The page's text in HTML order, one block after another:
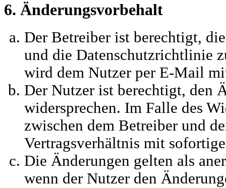
6. Änderungsvorbehalt
Der Betreiber ist berechtigt,
und die Datenschutzrichtlinie
wird dem Nutzer per E-Mail
Der Nutzer ist berechtigt, den
widersprechen. Im Falle des
zwischen dem Betreiber und
Vertragsverhältnis mit
Die Änderungen gelten als
wenn der Nutzer den